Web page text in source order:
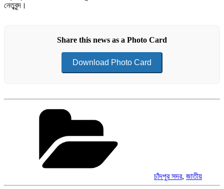
নেতৃবৃন্দ।
Share this news as a Photo Card
Download Photo Card
চাঁদপুর সদর, জাতীয়